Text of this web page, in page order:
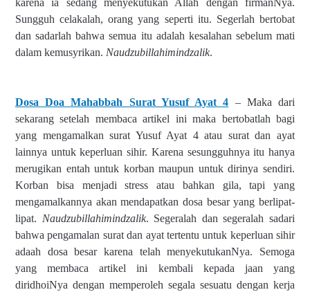
karena ia sedang menyekutukan Allah dengan firmanNya.
Sungguh celakalah, orang yang seperti itu. Segerlah bertobat
dan sadarlah bahwa semua itu adalah kesalahan sebelum mati
dalam kemusyrikan. Naudzubillahimindzalik.
Dosa Doa Mahabbah Surat Yusuf Ayat 4 – Maka dari
sekarang setelah membaca artikel ini maka bertobatlah bagi
yang mengamalkan surat Yusuf Ayat 4 atau surat dan ayat
lainnya untuk keperluan sihir. Karena sesungguhnya itu hanya
merugikan entah untuk korban maupun untuk dirinya sendiri.
Korban bisa menjadi stress atau bahkan gila, tapi yang
mengamalkannya akan mendapatkan dosa besar yang berlipat-
lipat. Naudzubillahimindzalik. Segeralah dan segeralah sadari
bahwa pengamalan surat dan ayat tertentu untuk keperluan sihir
adaah dosa besar karena telah menyekutukanNya. Semoga
yang membaca artikel ini kembali kepada jaan yang
diridhoiNya dengan memperoleh segala sesuatu dengan kerja